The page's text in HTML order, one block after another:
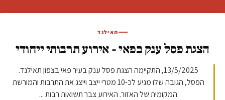
תאילנד
הצגת פסל ענק בפאי - אירוע תרבותי ייחודי
13/5/2025, התקיימה הצגת פסל ענק בעיר פאי בצפון תאילנד.
הפסל, הגובה שלו מגיע לכ-10 מטרי ייצב וייצג את התרבות והמורשת
המקומית של האזור. האירוע צבר תשואות רבות ...